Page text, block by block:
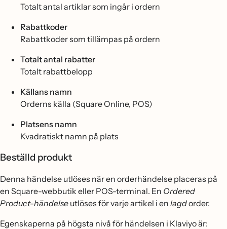
Totalt antal artiklar som ingår i ordern
Rabattkoder
Rabattkoder som tillämpas på ordern
Totalt antal rabatter
Totalt rabattbelopp
Källans namn
Orderns källa (Square Online, POS)
Platsens namn
Kvadratiskt namn på plats
Beställd produkt
Denna händelse utlöses när en orderhändelse placeras på
en Square-webbutik eller POS-terminal. En Ordered
Product-händelse utlöses för varje artikel i en lagdorder.
Egenskaperna på högsta nivå för händelsen i Klaviyo är: